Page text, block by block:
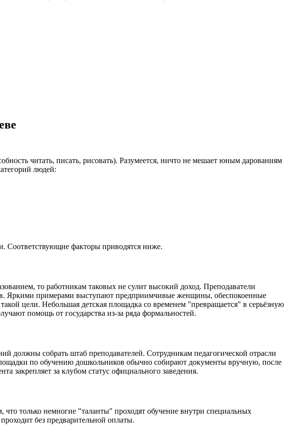
читать, писать, рисовать). Разумеется, ничто не мешает юным дарованиям
людей:
Соответствующие факторы приводятся ниже.
то работникам таковых не сулит высокий доход. Преподаватели
Яркими примерами выступают предприимчивые женщины, обеспокоенные
цели. Небольшая детская площадка со временем "превращается" в серьёзную
помощь от государства из-за ряда формальностей.
должны собрать штаб преподавателей. Сотрудникам педагогической отрасли
по обучению дошкольников обычно собирают документы вручную, после
закрепляет за клубом статус официального заведения.
только немногие "таланты" проходят обучение внутри специальных
без предварительной оплаты.